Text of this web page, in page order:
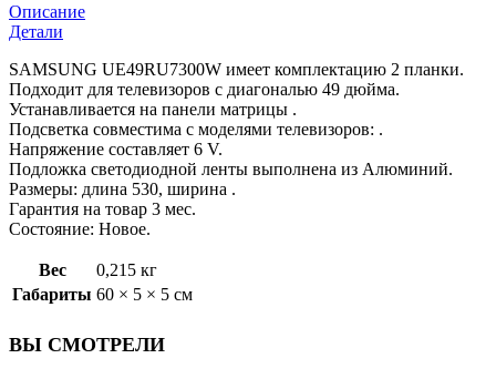
Описание
Детали
SAMSUNG UE49RU7300W имеет комплектацию 2 планки.
Подходит для телевизоров с диагональю 49 дюйма.
Устанавливается на панели матрицы .
Подсветка совместима с моделями телевизоров: .
Напряжение составляет 6 V.
Подложка светодиодной ленты выполнена из Алюминий.
Размеры: длина 530, ширина .
Гарантия на товар 3 мес.
Состояние: Новое.
Вес
0,215 кг
Габариты 60 × 5 × 5 см
ВЫ СМОТРЕЛИ